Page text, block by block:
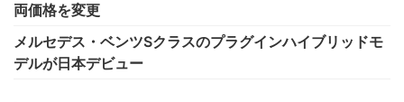
両価格を変更
メルセデス・ベンツSクラスのプラグインハイブリッドモ
デルが日本デビュー